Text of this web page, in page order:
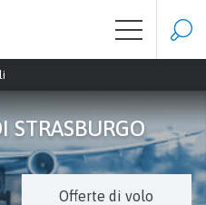
STRASBURGO
Offerte di volo